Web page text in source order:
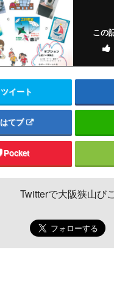
この
ツイート
はてブ
Pocket
Twitterで大阪狭山び